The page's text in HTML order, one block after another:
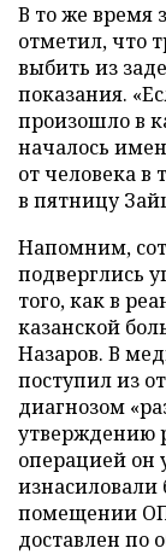
В то же время
отметил, что
выбить из
показания.
произошло в
началось
от человека в
в пятницу
Напомним,
подверглись
того, как в
казанской
Назаров. В
поступил из
диагнозом
утверждению
операцией он
помещении ОП
доставлен по